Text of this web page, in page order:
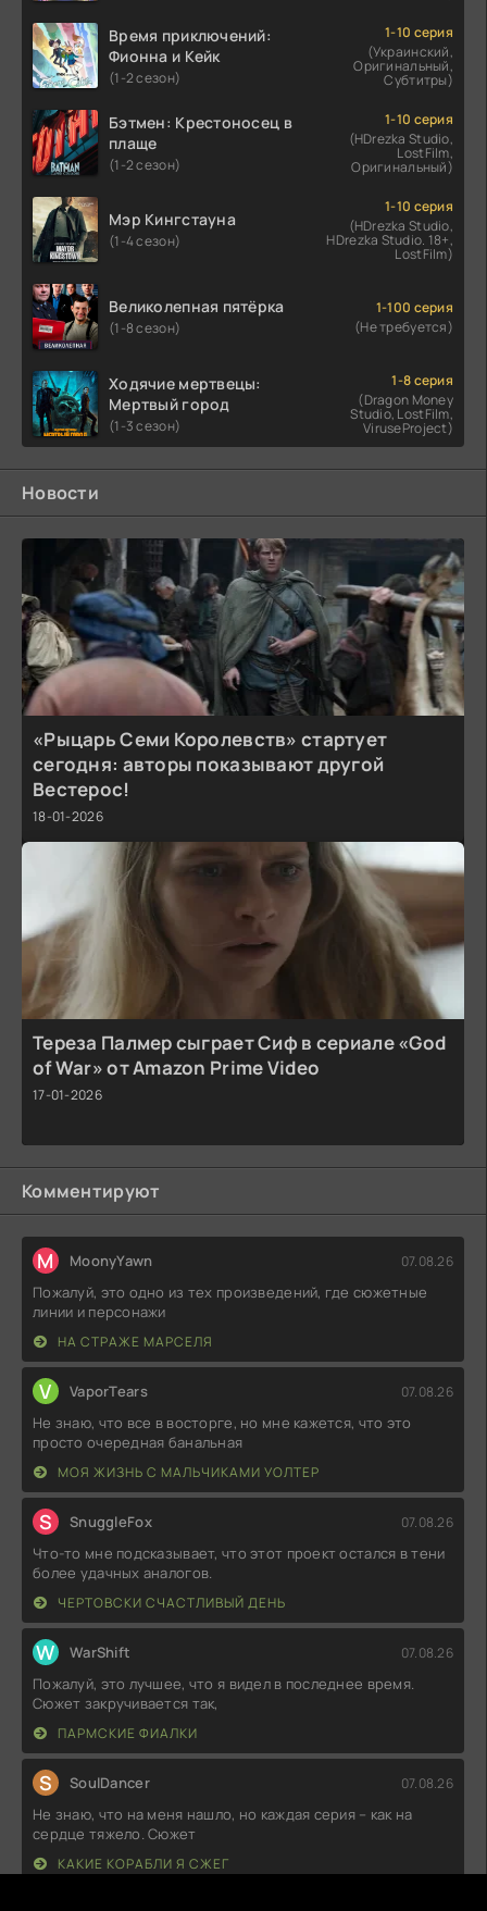
Время приключений:
Фионна и Кейк
(1-2 сезон)
1-10 серия
(Украинский,
Оригинальный,
Субтитры)
Бэтмен: Крестоносец в
плаще
(1-2 сезон)
1-10 серия
(HDrezka Studio,
LostFilm,
Оригинальный)
Мэр Кингстауна
(1-4 сезон)
1-10 серия
(HDrezka Studio,
HDrezka Studio. 18+,
LostFilm)
Великолепная пятёрка
(1-8 сезон)
1-100 серия
(Не требуется)
Ходячие мертвецы:
Мертвый город
(1-3 сезон)
1-8 серия
(Dragon Money
Studio, LostFilm,
ViruseProject)
Новости
«Рыцарь Семи Королевств» стартует
сегодня: авторы показывают другой
Вестерос!
18-01-2026
Тереза Палмер сыграет Сиф в сериале «God
of War» от Amazon Prime Video
17-01-2026
Комментируют
M MoonyYawn 07.08.26
Пожалуй, это одно из тех произведений, где сюжетные
линии и персонажи
НА СТРАЖЕ МАРСЕЛЯ
V VaporTears 07.08.26
Не знаю, что все в восторге, но мне кажется, что это
просто очередная банальная
МОЯ ЖИЗНЬ С МАЛЬЧИКАМИ УОЛТЕР
S SnuggleFox 07.08.26
Что-то мне подсказывает, что этот проект остался в тени
более удачных аналогов.
ЧЕРТОВСКИ СЧАСТЛИВЫЙ ДЕНЬ
W WarShift 07.08.26
Пожалуй, это лучшее, что я видел в последнее время.
Сюжет закручивается так,
ПАРМСКИЕ ФИАЛКИ
S SoulDancer 07.08.26
Не знаю, что на меня нашло, но каждая серия – как на
сердце тяжело. Сюжет
КАКИЕ КОРАБЛИ Я СЖЕГ